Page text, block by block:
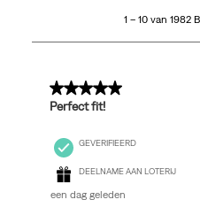
1982
1 – 10 van 1982
5 van 5 sterren.
Perfect fit!
GEVERIFIEERD
DEELNAME AAN LOTERIJ
een dag geleden